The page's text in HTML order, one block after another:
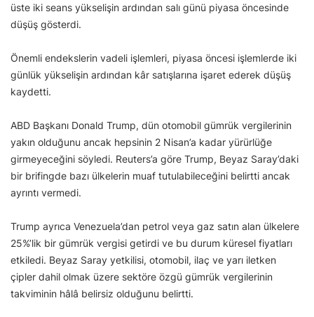
üste iki seans yükselişin ardından salı günü piyasa öncesinde
düşüş gösterdi.
Önemli endekslerin vadeli işlemleri, piyasa öncesi işlemlerde iki
günlük yükselişin ardından kâr satışlarına işaret ederek düşüş
kaydetti.
ABD Başkanı Donald Trump, dün otomobil gümrük vergilerinin
yakın olduğunu ancak hepsinin 2 Nisan’a kadar yürürlüğe
girmeyeceğini söyledi. Reuters’a göre Trump, Beyaz Saray’daki
bir brifingde bazı ülkelerin muaf tutulabileceğini belirtti ancak
ayrıntı vermedi.
Trump ayrıca Venezuela’dan petrol veya gaz satın alan ülkelere
25%’lik bir gümrük vergisi getirdi ve bu durum küresel fiyatları
etkiledi. Beyaz Saray yetkilisi, otomobil, ilaç ve yarı iletken
çipler dahil olmak üzere sektöre özgü gümrük vergilerinin
takviminin hâlâ belirsiz olduğunu belirtti.